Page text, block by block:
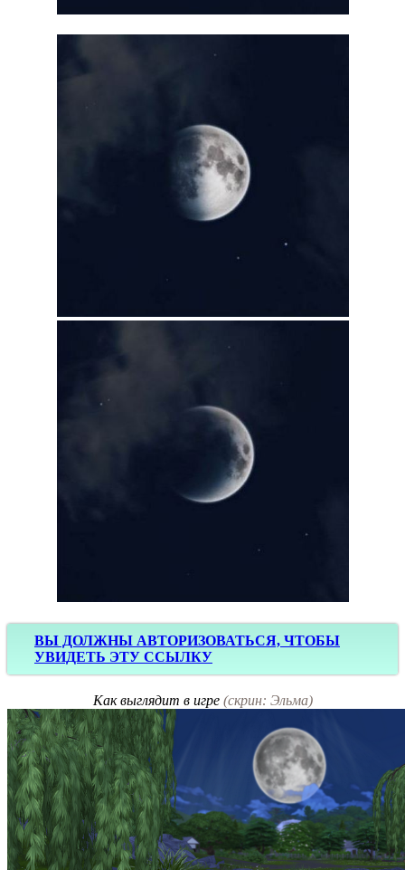
ВЫ ДОЛЖНЫ АВТОРИЗОВАТЬСЯ, ЧТОБЫ
УВИДЕТЬ ЭТУ ССЫЛКУ
Как выглядит в игре (скрин: Эльма)